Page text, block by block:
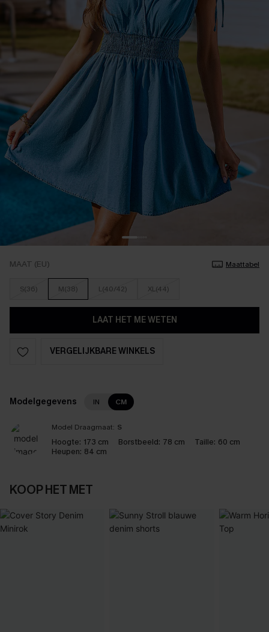
MAAT (EU) Maattabel
S(36) M(38) L(40/42) XL(44)
LAAT HET ME WETEN
VERGELIJKBARE WINKELS
Modelgegevens IN CM
Model Draagmaat: S
Hoogte: 173 cm Borstbeeld: 78 cm Taille: 60 cm
Heupen: 84 cm
KOOP HET MET